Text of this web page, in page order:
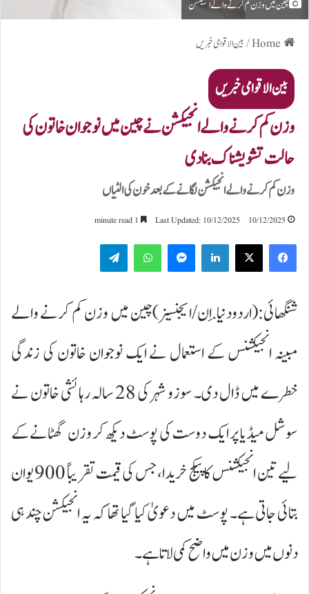
چین میں وزن کم کرنے والے انجیکشن
/بین الاقوامی خبریں
بین الاقوامی خبریں
وزن کم کرنے والے انجیکشن نے چین میں نوجوان خاتون کی
حالت تشویشناک بنا دی
وزن کم کرنے والے انجیکشن لگانے کے بعد خون کی الٹیاں
10/12/2025
Last Updated: 10/12/2025
LinkedIn
WhatsApp
شنگھائی:(اردودنیا.اِن/ایجنسیز)چین میں وزن کم کرنے والے
مبینہ انجیکشنس کے استعمال نے ایک نوجوان خاتون کی زندگی
خطرے میں ڈال دی۔ سوزو شہر کی 28 سالہ رہائشی خاتون نے
سوشل میڈیا پر ایک دوست کی پوسٹ دیکھ کر وزن گھٹانے کے
لیے تین انجیکشنس کا پیکج خریدا، جس کی قیمت تقریباً 900 یوان
بتائی جاتی ہے۔ پوسٹ میں دعویٰ کیا گیا تھا کہ یہ انجیکشن چند ہی
دنوں میں وزن میں واضح کمی لاتا ہے۔